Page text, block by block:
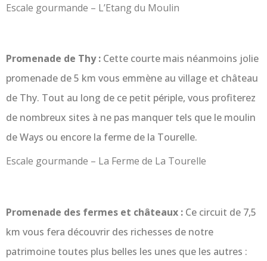
Escale gourmande – L’Etang du Moulin
Promenade de Thy : Cette courte mais néanmoins jolie
promenade de 5 km vous emmène au village et château
de Thy. Tout au long de ce petit périple, vous profiterez
de nombreux sites à ne pas manquer tels que le moulin
de Ways ou encore la ferme de la Tourelle.
Escale gourmande – La Ferme de La Tourelle
Promenade des fermes et châteaux : Ce circuit de 7,5
km vous fera découvrir des richesses de notre
patrimoine toutes plus belles les unes que les autres :